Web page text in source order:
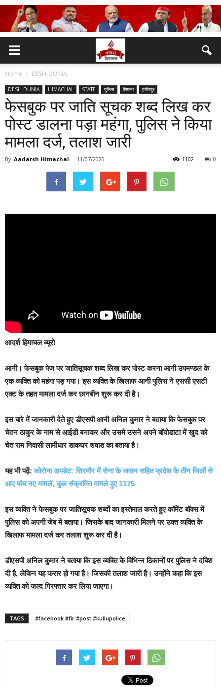
Home DESH-DUNIA
DESH-DUNIA HIMACHAL STATE पुलिस शिमला हमीरपुर
फेसबुक पर जाति सूचक शब्द लिख कर
पोस्ट डालना पड़ा महंगा, पुलिस ने किया
मामला दर्ज, तलाश जारी
By Aadarsh Himachal - 11/07/2020 0
1102
आदर्श हिमाचल ब्यूरो
आनी। फेसबुक पेज पर जातिसूचक शब्द लिख कर पोस्ट करना आनी उपमण्डल के
एक व्यक्ति को महंगा पड़ गया। इस व्यक्ति के खिलाफ आनी पुलिस ने एससी एसटी
एक्ट के तहत मामला दर्ज कर छानबीन शुरू कर दी है।
इस बारे में जानकारी देते हुए डीएसपी आनी अनिल कुमार ने बताया कि फेसबुक पर
चेतन ठाकुर के नाम से आईडी बनाकर और उसमे उसने अपने बॉयोडाटा में खुद को
चेत राम निवासी लामीधार डाकघर शवाड का बताया है।
यह भी पढ़ें:कोरोना अपडेट: सिरमौर में सेना के जवान सहित प्रदेश के तीन जिलों से
आए पांच नए मामले, कुल संक्रमित मामले हुए 1175
इस व्यक्ति ने फेसबुक पर जातिसूचक शब्दों का इस्तेमाल करते हुए कॉमेंट बॉक्स में
पुलिस को अपनी जेब मे बताया। जिसके बाद जानकारी मिलने पर उक्त व्यक्ति के
खिलाफ मामला दर्ज कर तलाश शुरू कर दी है।
डीएसपी अनिल कुमार ने बताया कि इस व्यक्ति के विभिन्न ठिकानों पर पुलिस ने दबिश
दी है, लेकिन यह फरार हो गया है। जिसकी तलाश जारी है। उन्होंने कहा कि इस
व्यक्ति को जल्द गिरफ्तार कर लिया जाएगा।
TAGS #facebook #fir #post #kullupolice